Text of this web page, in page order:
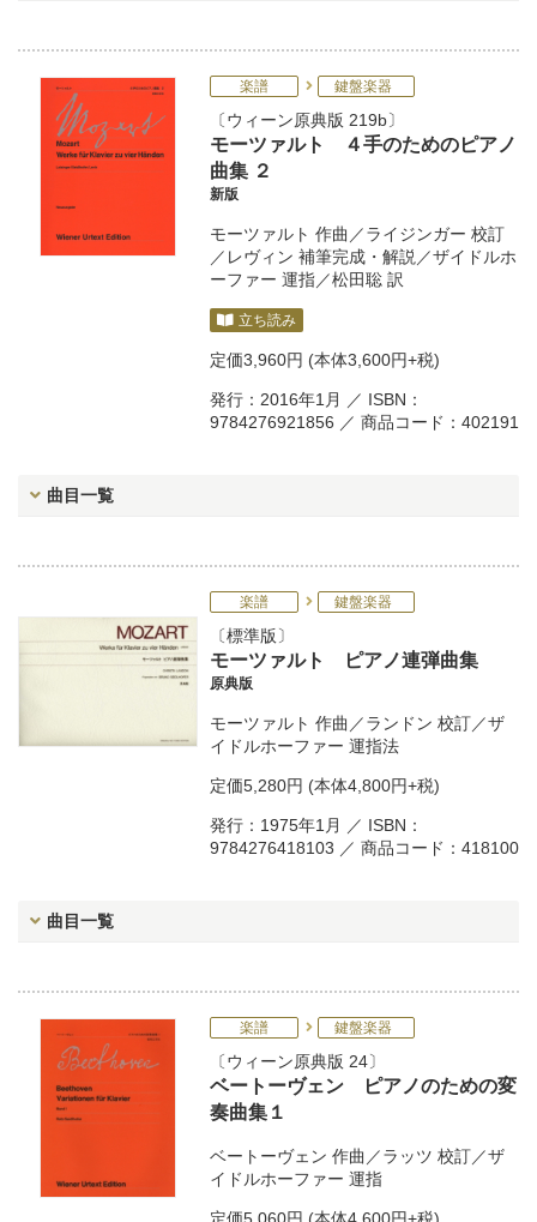
楽譜 鍵盤楽器
ウィーン原典版 219b
モーツァルト ４手のためのピアノ
曲集 ２
新版
モーツァルト 作曲／ライジンガー 校訂
／ レヴィン 補筆完成・解説／ザイドルホ
ーファー 運指／松田聡 訳
立ち読み
定価3,960円 (本体3,600円+税)
発行：2016年1月 ／ ISBN：
9784276921856 ／ 商品コード：402191
曲目一覧
楽譜 鍵盤楽器
標準版
モーツァルト ピアノ連弾曲集
原典版
モーツァルト 作曲／ランドン 校訂／ザ
イドルホーファー 運指法
定価5,280円 (本体4,800円+税)
発行：1975年1月 ／ ISBN：
9784276418103 ／ 商品コード：418100
曲目一覧
楽譜 鍵盤楽器
ウィーン原典版 24
ベートーヴェン ピアノのための変
奏曲集１
ベートーヴェン 作曲／ラッツ 校訂／ザ
イドルホーファー 運指